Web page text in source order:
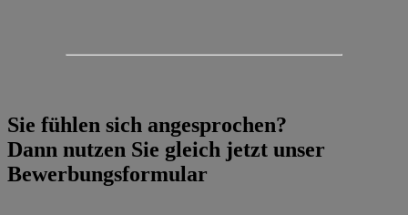
Sie fühlen sich angesprochen?
Dann nutzen Sie gleich jetzt unser
Bewerbungsformular